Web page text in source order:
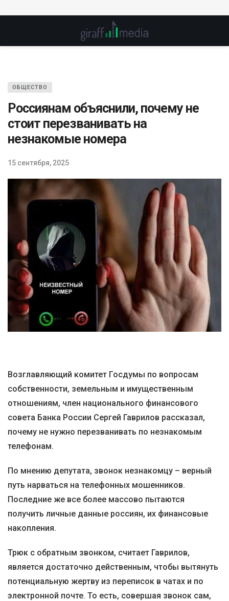
ОБЩЕСТВО
Россиянам объяснили, почему не
стоит перезванивать на
незнакомые номера
15 сентября, 2025
Возглавляющий комитет Госдумы по вопросам
собственности, земельным и имущественным
отношениям, член национального финансового
совета Банка России Сергей Гаврилов рассказал,
почему не нужно перезванивать по незнакомым
телефонам.
По мнению депутата, звонок незнакомцу – верный
путь нарваться на телефонных мошенников.
Последние же все более массово пытаются
получить личные данные россиян, их финансовые
накопления.
Трюк с обратным звонком, считает Гаврилов,
является достаточно действенным, чтобы вытянуть
потенциальную жертву из переписок в чатах и по
электронной почте. То есть, совершая звонок сам,